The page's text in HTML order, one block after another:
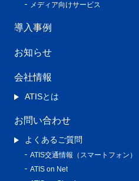
メディア向けサービス
導入事例
お知らせ
会社情報
ATISとは
お問い合わせ
よくあるご質問
ATIS交通情報（スマートフォン）
ATIS on Net